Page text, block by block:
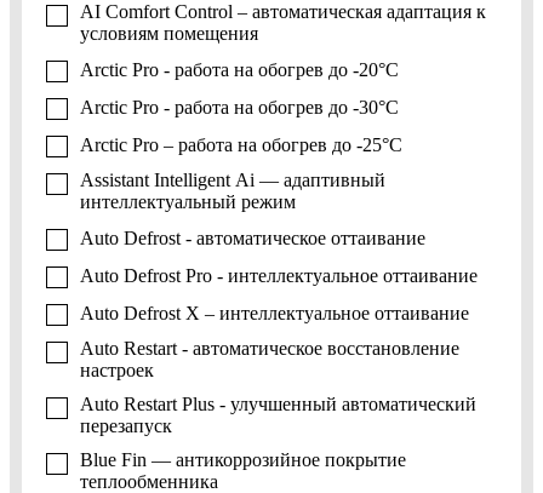
AI Comfort Control – автоматическая адаптация к
условиям помещения
Arctic Pro - работа на обогрев до -20°C
Arctic Pro - работа на обогрев до -30°C
Arctic Pro – работа на обогрев до -25°C
Assistant Intelligent Ai — адаптивный
интеллектуальный режим
Auto Defrost - автоматическое оттаивание
Auto Defrost Pro - интеллектуальное оттаивание
Auto Defrost X – интеллектуальное оттаивание
Auto Restart - автоматическое восстановление
настроек
Auto Restart Plus - улучшенный автоматический
перезапуск
Blue Fin — антикоррозийное покрытие
теплообменника